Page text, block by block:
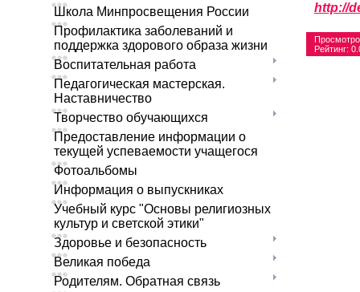
Школа Минпросвещения России
Профилактика заболеваний и
поддержка здорового образа жизни
Воспитательная работа
Педагогическая мастерская.
Наставничество
Творчество обучающихся
Предоставление информации о
текущей успеваемости учащегося
Фотоальбомы
Информация о выпускниках
Учебный курс "Основы религиозных
культур и светской этики"
Здоровье и безопасность
Великая победа
Родителям. Обратная связь
http://
Рейтинг: